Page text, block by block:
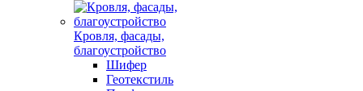
Кровля, фасады,
благоустройство
Шифер
Геотекстиль